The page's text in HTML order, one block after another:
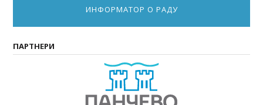
ИНФОРМАТОР О РАДУ
ПАРТНЕРИ